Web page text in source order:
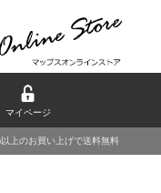
マイページ
上のお買い上げで送料無料